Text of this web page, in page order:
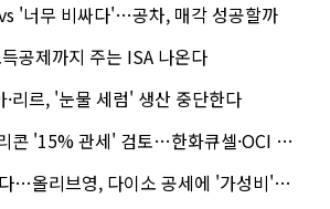
'너무 비싸다'…공차, 매각 성공할까
공제까지 주는 ISA 나온다
·리르, '눈물 세럼' 생산 중단한다
'15% 관세' 검토…한화큐셀·OCI 영향은?
올리브영, 다이소 공세에 '가성비'로 맞불